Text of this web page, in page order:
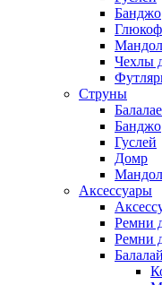
Банджо
Чехлы
Струны
Банджо
Гуслей
Домр
Аксессуары
Ремни
Ремни